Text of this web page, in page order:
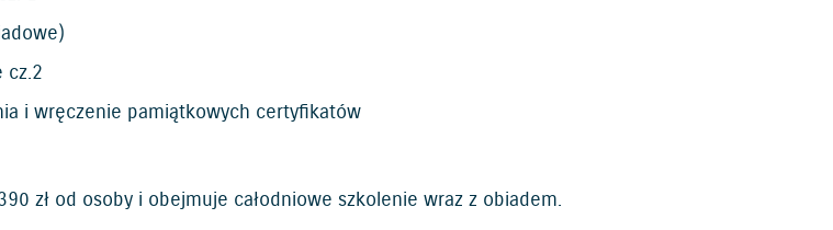
cz.2
i wręczenie pamiątkowych certyfikatów
zł od osoby i obejmuje całodniowe szkolenie wraz z obiadem.